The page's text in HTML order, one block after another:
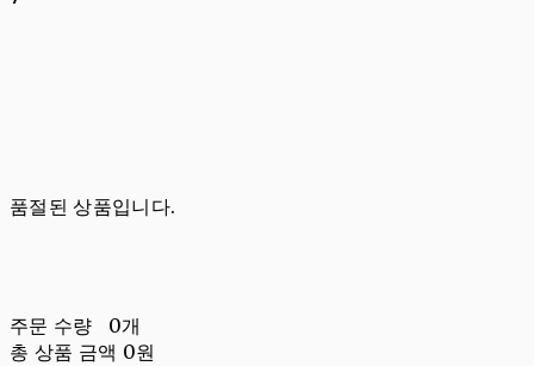
품절된 상품입니다.
주문 수량
0개
총 상품 금액 0원